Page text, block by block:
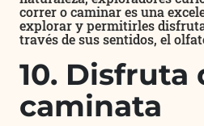
correr o caminar es una
explorar y permitirles
través de sus sentidos, el
10. Disfruta
caminata